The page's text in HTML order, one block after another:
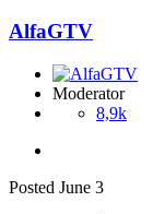
AlfaGTV
Moderator
8,9k
Posted June 3